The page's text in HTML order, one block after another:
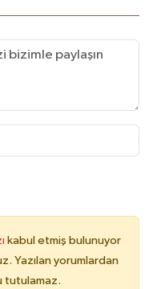
kabul etmiş bulunuyor
Yazılan yorumlardan
tutulamaz.